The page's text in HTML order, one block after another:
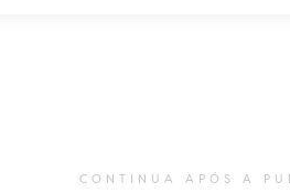
CONTINUA APÓS A